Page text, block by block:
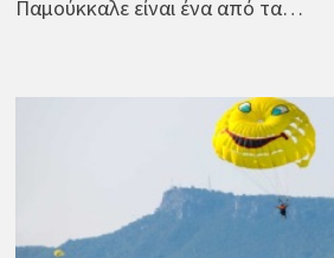
Παμούκκαλε είναι ένα από τα…